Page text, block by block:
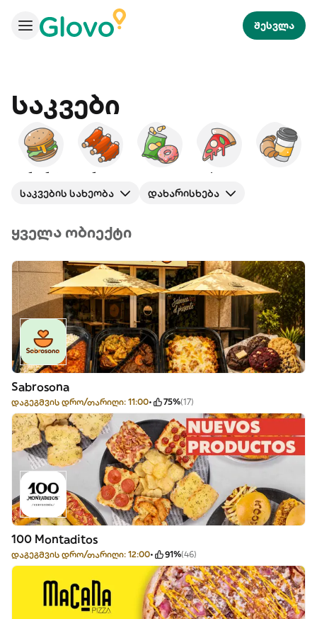
შესვლა
Საკვები
ბურგერები ამერიკული პიცა
საკვების სახეობა დახარისხება
ყველა ობიექტი
Sabrosona
დაგეგმვის დრო/თარიღი: 11:00 75%(17)
100 Montaditos
დაგეგმვის დრო/თარიღი: 12:00 91%(46)